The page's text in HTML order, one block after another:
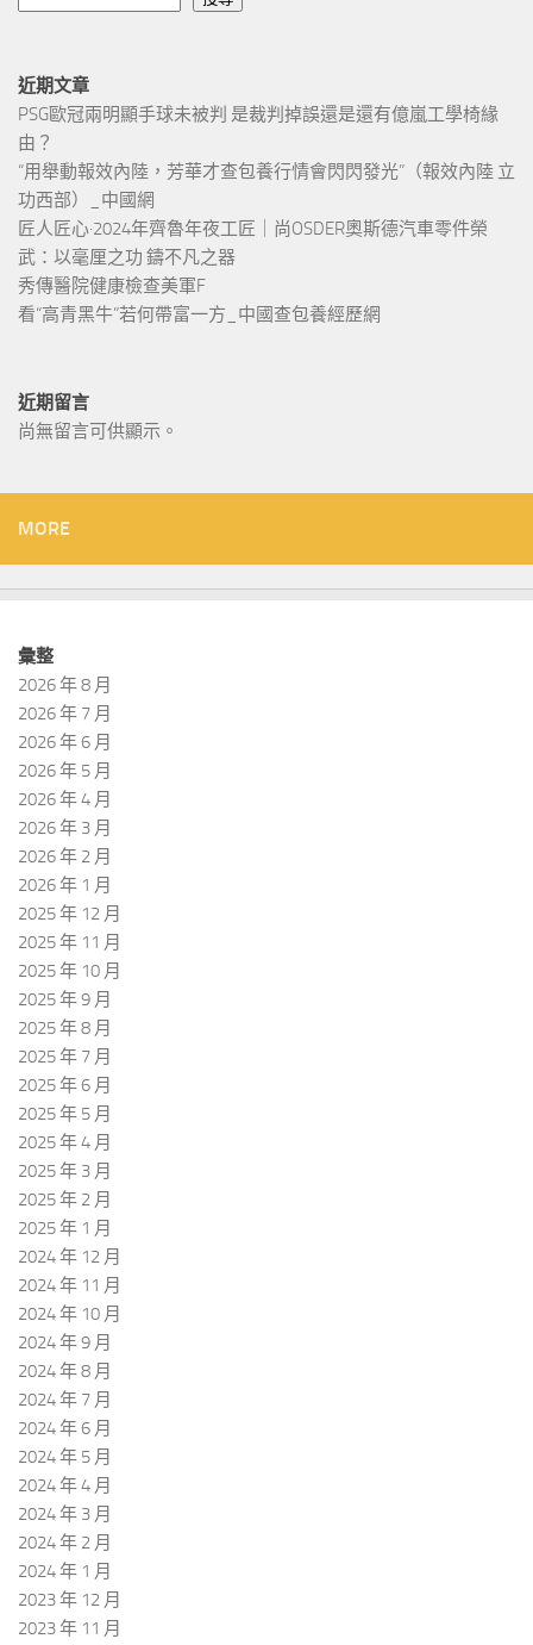
近期文章
PSG歐冠兩明顯手球未被判 是裁判掉誤還是還有億嵐工學椅緣
由？
“用舉動報效內陸，芳華才查包養行情會閃閃發光”（報效內陸 立
功西部）_中國網
匠人匠心·2024年齊魯年夜工匠｜尚OSDER奧斯德汽車零件榮
武：以毫厘之功 鑄不凡之器
秀傳醫院健康檢查美軍F
看“高青黑牛”若何帶富一方_中國查包養經歷網
近期留言
尚無留言可供顯示。
MORE
彙整
2026 年 8 月
2026 年 7 月
2026 年 6 月
2026 年 5 月
2026 年 4 月
2026 年 3 月
2026 年 2 月
2026 年 1 月
2025 年 12 月
2025 年 11 月
2025 年 10 月
2025 年 9 月
2025 年 8 月
2025 年 7 月
2025 年 6 月
2025 年 5 月
2025 年 4 月
2025 年 3 月
2025 年 2 月
2025 年 1 月
2024 年 12 月
2024 年 11 月
2024 年 10 月
2024 年 9 月
2024 年 8 月
2024 年 7 月
2024 年 6 月
2024 年 5 月
2024 年 4 月
2024 年 3 月
2024 年 2 月
2024 年 1 月
2023 年 12 月
2023 年 11 月